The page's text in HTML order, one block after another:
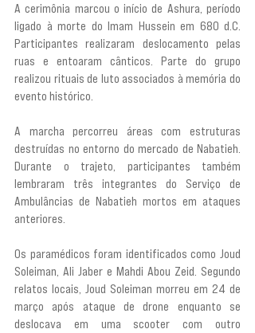
A cerimônia marcou o início de Ashura, período
ligado à morte do Imam Hussein em 680 d.C.
Participantes realizaram deslocamento pelas
ruas e entoaram cânticos. Parte do grupo
realizou rituais de luto associados à memória do
evento histórico.
A marcha percorreu áreas com estruturas
destruídas no entorno do mercado de Nabatieh.
Durante o trajeto, participantes também
lembraram três integrantes do Serviço de
Ambulâncias de Nabatieh mortos em ataques
anteriores.
Os paramédicos foram identificados como Joud
Soleiman, Ali Jaber e Mahdi Abou Zeid. Segundo
relatos locais, Joud Soleiman morreu em 24 de
março após ataque de drone enquanto se
deslocava em uma scooter com outro